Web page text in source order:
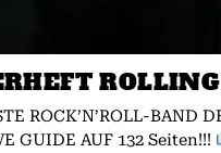
ROCK’N’ROLL-BAND
GUIDE AUF 132 Seiten!!!